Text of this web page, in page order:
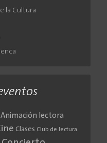
la Cultura
Animación lectora
Clases Club de lectura